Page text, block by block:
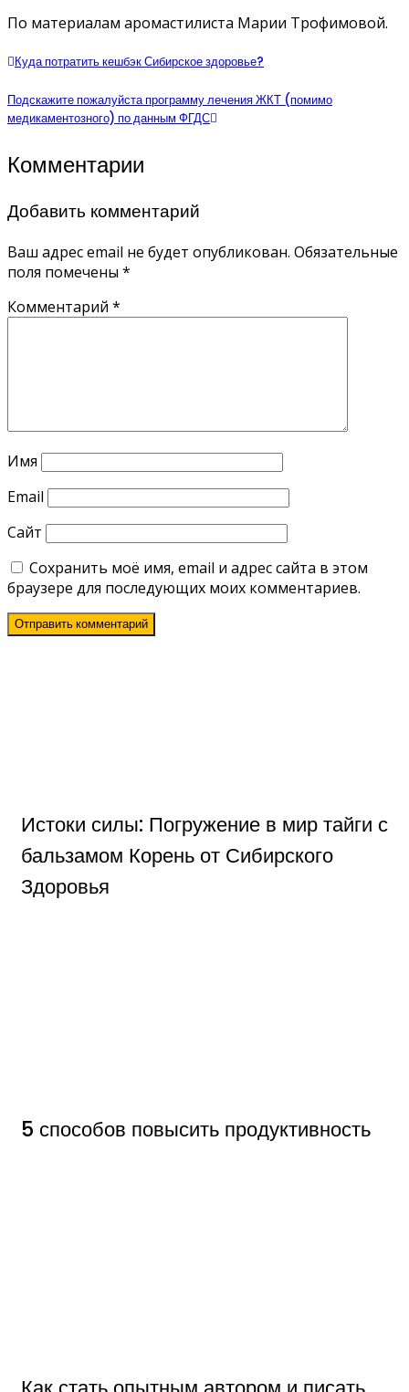
По материалам аромастилиста Марии Трофимовой.
Куда потратить кешбэк Сибирское здоровье?
Подскажите пожалуйста программу лечения ЖКТ (помимо
медикаментозного) по данным ФГДС
Комментарии
Добавить комментарий
Ваш адрес email не будет опубликован. Обязательные
поля помечены *
Комментарий *
Имя
Email
Сайт
Сохранить моё имя, email и адрес сайта в этом
браузере для последующих моих комментариев.
Истоки силы: Погружение в мир тайги с
бальзамом Корень от Сибирского
Здоровья
5 способов повысить продуктивность